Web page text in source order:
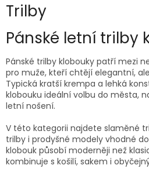
Trilby
Pánské letní trilby
Pánské trilby klobouky patří mezi
pro muže, kteří chtějí elegantní,
Typická kratší krempa a lehká
klobouku ideální volbu do města,
letní nošení.
V této kategorii najdete slaměné
trilby i prodyšné modely vhodné
klobouk působí moderněji než
kombinuje s košilí, sakem i